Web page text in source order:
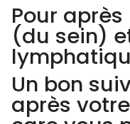
Pour
(du sein)
Un bon
après